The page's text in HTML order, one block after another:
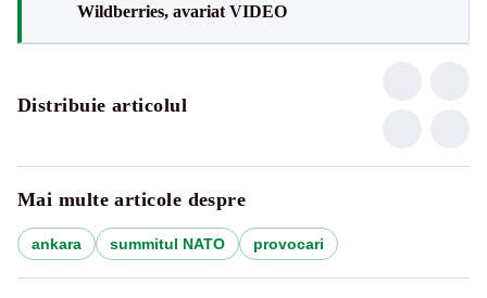
Wildberries, avariat VIDEO
Distribuie articolul
Mai multe articole despre
ankara summitul NATO provocari